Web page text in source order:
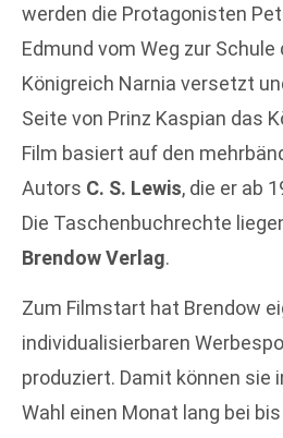
werden die Protagonisten
Edmund vom Weg zur Schule
Königreich Narnia versetzt
Seite von Prinz Kaspian das
Film basiert auf den
Autors C. S. Lewis, die er ab
Die Taschenbuchrechte
Brendow Verlag.
Zum Filmstart hat Brendow
individualisierbaren
produziert. Damit können sie
Wahl einen Monat lang bei